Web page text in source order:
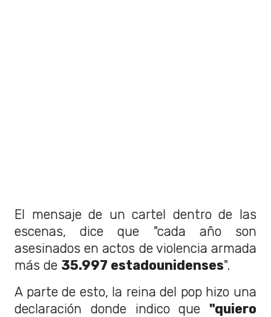
El mensaje de un cartel dentro de las
escenas, dice que "cada año son
asesinados en actos de violencia armada
más de 35.997 estadounidenses".
A parte de esto, la reina del pop hizo una
declaración donde indico que "quiero